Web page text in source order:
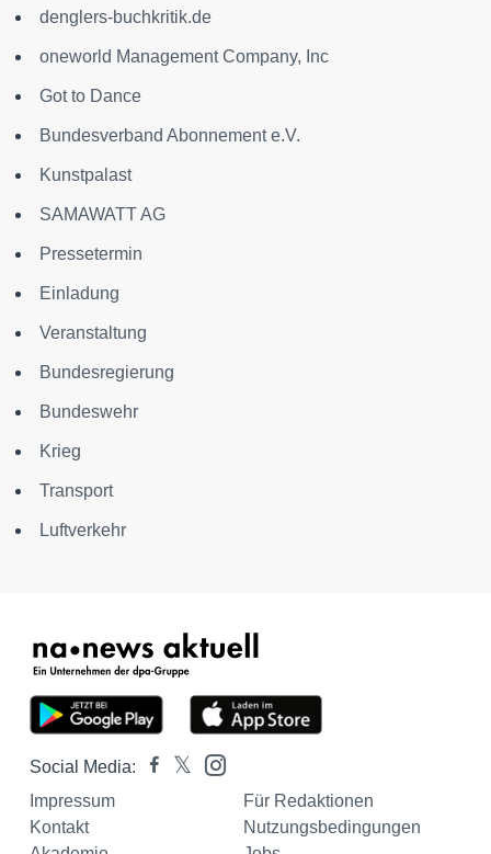
denglers-buchkritik.de
oneworld Management Company, Inc
Got to Dance
Bundesverband Abonnement e.V.
Kunstpalast
SAMAWATT AG
Pressetermin
Einladung
Veranstaltung
Bundesregierung
Bundeswehr
Krieg
Transport
Luftverkehr
Social Media:
Impressum
Für Redaktionen
Kontakt
Nutzungsbedingungen